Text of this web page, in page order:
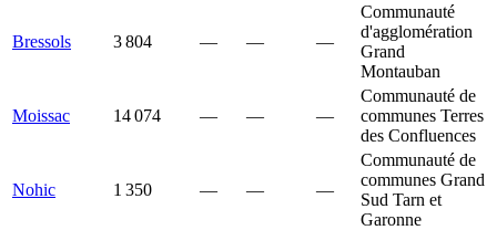
Bressols 3 804 — — —
Communauté
d'agglomération
Grand
Montauban
Moissac 14 074 — — —
Communauté de
communes Terres
des Confluences
Nohic 1 350 — — —
Communauté de
communes Grand
Sud Tarn et
Garonne